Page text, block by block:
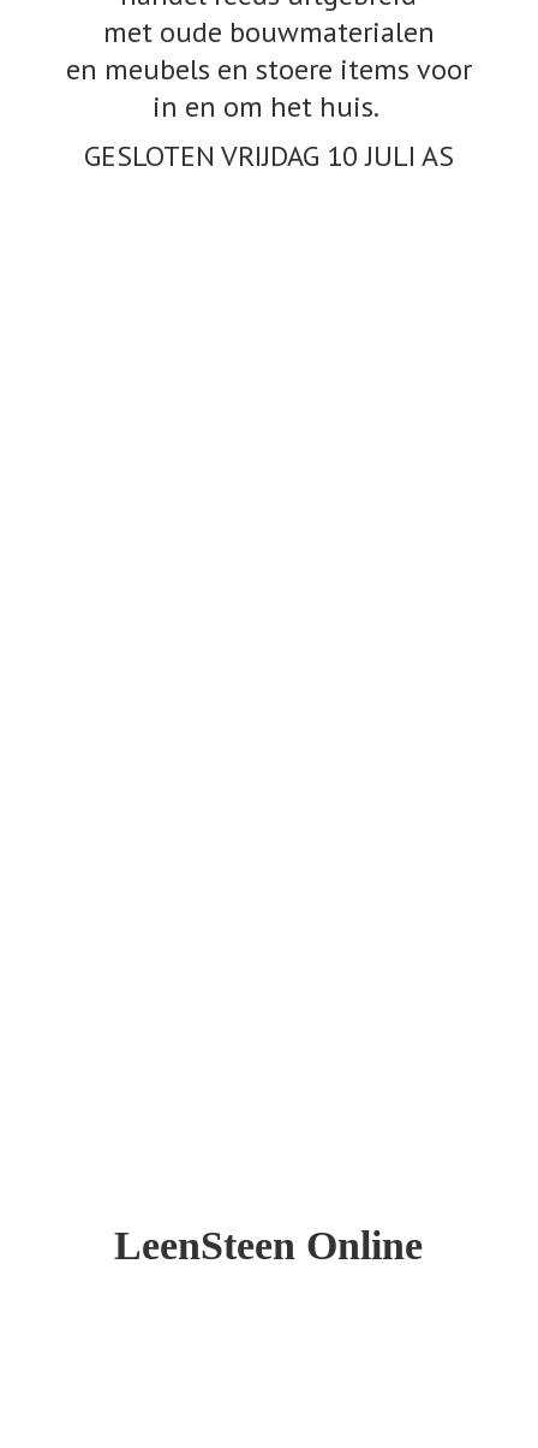
LeenSteen Online
met oude bouwmaterialen
en meubels en stoere items voor
in en om het huis.
GESLOTEN VRIJDAG 10JULI AS